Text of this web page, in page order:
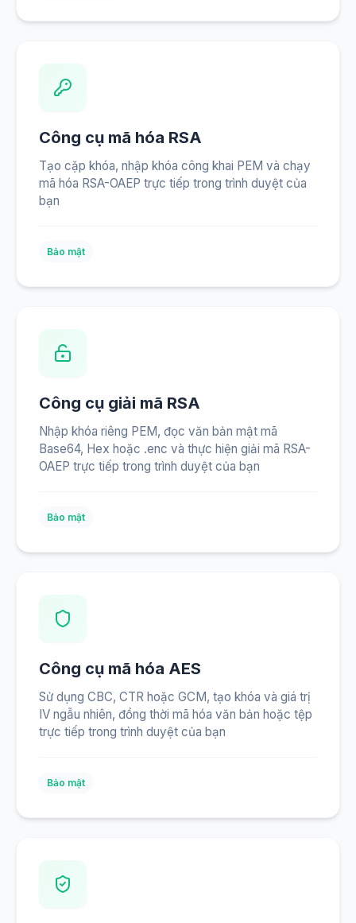
Công cụ mã hóa RSA
Tạo cặp khóa, nhập khóa công khai PEM và chạy
mã hóa RSA-OAEP trực tiếp trong trình duyệt của
bạn
Bảo mật
Công cụ giải mã RSA
Nhập khóa riêng PEM, đọc văn bản mật mã
Base64, Hex hoặc .enc và thực hiện giải mã RSA-
OAEP trực tiếp trong trình duyệt của bạn
Bảo mật
Công cụ mã hóa AES
Sử dụng CBC, CTR hoặc GCM, tạo khóa và giá trị
IV ngẫu nhiên, đồng thời mã hóa văn bản hoặc tệp
trực tiếp trong trình duyệt của bạn
Bảo mật